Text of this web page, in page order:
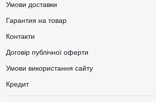
Умови доставки
Гарантия на товар
Контакти
Договір публічної оферти
Умови використання сайту
Кредит